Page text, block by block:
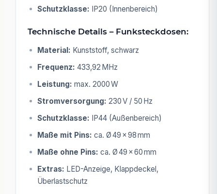
Schutzklasse: IP20 (Innenbereich)
Technische Details – Funksteckdosen:
Material: Kunststoff, schwarz
Frequenz: 433,92 MHz
Leistung: max. 2000 W
Stromversorgung: 230 V / 50 Hz
Schutzklasse: IP44 (Außenbereich)
Maße mit Pins: ca. Ø 49 × 98 mm
Maße ohne Pins: ca. Ø 49 × 60 mm
Extras: LED-Anzeige, Klappdeckel,
Überlastschutz